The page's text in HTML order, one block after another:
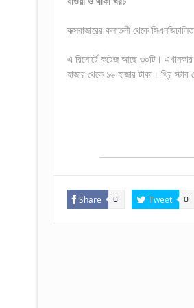
কক্সবাজারের কলাতলী থেকে
এ রিসোর্টে কটেজ আছে ৩০টি।
হাজার থেকে ১৬ হাজার টাকা। থ্রি
Share 0 Tweet 0